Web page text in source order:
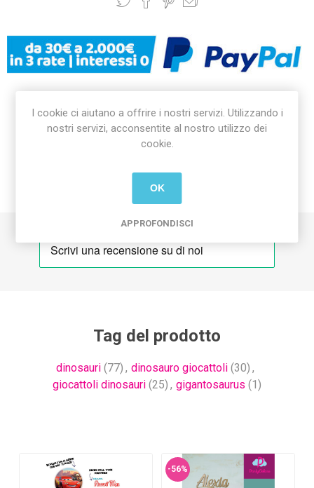
DICONO DI NOI
GPSR
Tag del prodotto
dinosauri (77) , dinosauro giocattoli (30) ,
giocattoli dinosauri (25) , gigantosaurus (1)
-56%
I cookie ci aiutano a offrire i nostri servizi. Utilizzando i
nostri servizi, acconsentite al nostro utilizzo dei
cookie.
OK
APPROFONDISCI